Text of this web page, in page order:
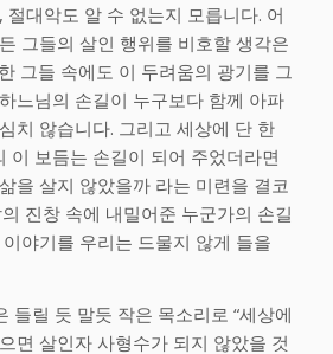
절대악도 알 수 없는지 모릅니다. 어
그들의 살인 행위를 비호할 생각은
그들 속에도 이 두려움의 광기를 그
느님의 손길이 누구보다 함께 아파
치 않습니다. 그리고 세상에 단 한
이 보듬는 손길이 되어 주었더라면
을 살지 않았을까 라는 미련을 결코
진창 속에 내밀어준 누군가의 손길
야기를 우리는 드물지 않게 들을
들릴 듯 말듯 작은 목소리로 “세상에
면 살인자 사형수가 되지 않았을 것